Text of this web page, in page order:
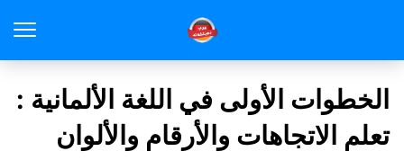
الخطوات الأولى في اللغة الألمانية :
تعلم الاتجاهات والأرقام والألوان